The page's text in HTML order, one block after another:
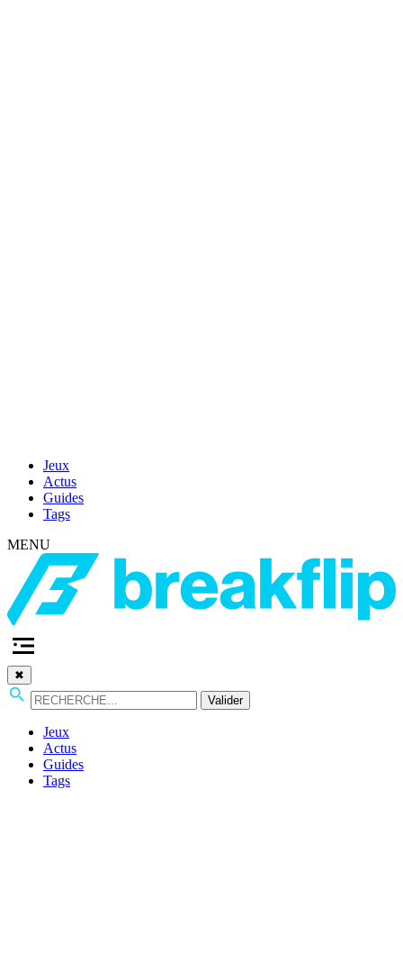
Jeux
Actus
Guides
Tags
MENU
✖
Valider
Jeux
Actus
Guides
Tags